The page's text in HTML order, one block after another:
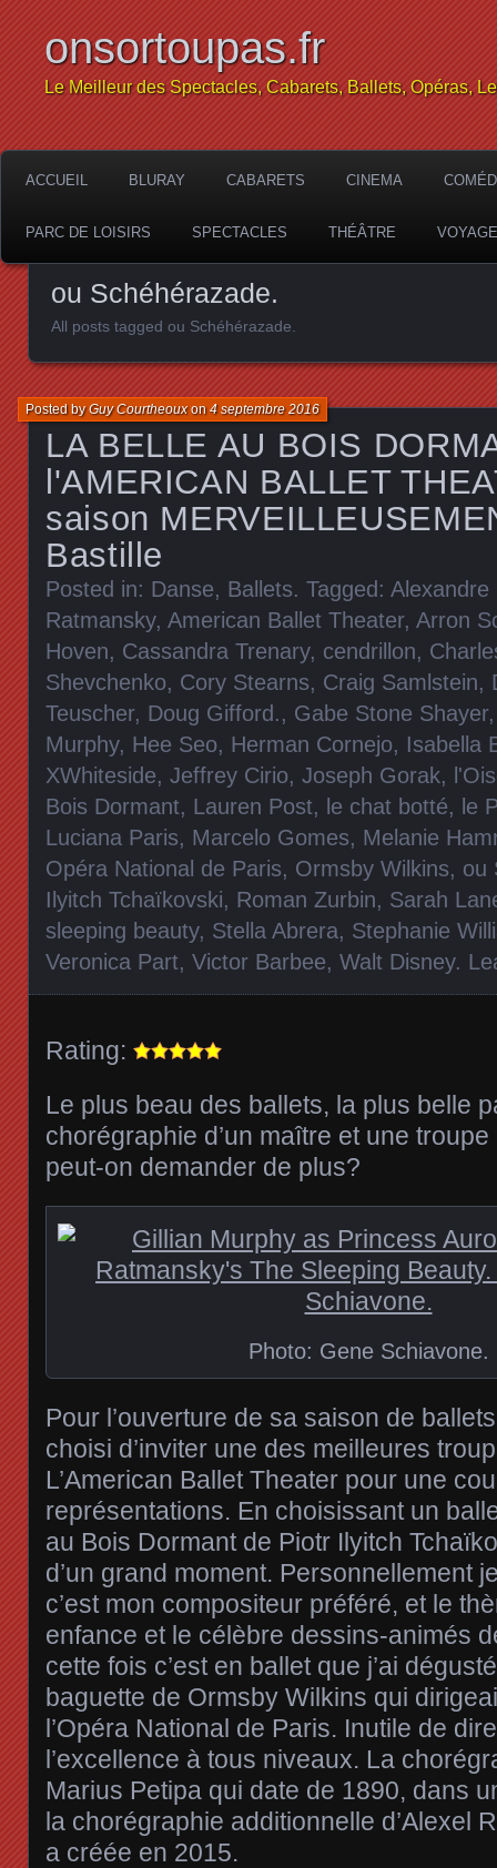
onsortoupas.fr
Le Meilleur des Spectacles, Cabarets, Ballets, Opéras,
ACCUEIL BLURAY CABARETS CINEMA
PARC DE LOISIRS SPECTACLES THÉÂTRE
ou Schéhérazade.
All posts tagged ou Schéhérazade.
LA BELLE AU BOIS
l'AMERICAN BALLET
saison
Bastille
Posted byGuy Courtheouxon4 septembre 2016
Posted in: Danse, Ballets. Tagged: Alexandre
Ratmansky, American Ballet Theater, Arron
Hoven, Cassandra Trenary, cendrillon,
Shevchenko, Cory Stearns, Craig Samlstein,
Teuscher, Doug Gifford., Gabe Stone Shayer
Murphy, Hee Seo, Herman Cornejo, Isabella
XWhiteside, Jeffrey Cirio, Joseph Gorak,
Bois Dormant, Lauren Post, le chat botté, le
Luciana Paris, Marcelo Gomes, Melanie
Opéra National de Paris, Ormsby Wilkins, ou
Ilyitch Tchaïkovski, Roman Zurbin, Sarah
sleeping beauty, Stella Abrera, Stephanie
Veronica Part, Victor Barbee, Walt Disney.
Rating:
Le plus beau des ballets, la plus belle
chorégraphie d’un maître et une
peut-on demander de plus?
Photo: Gene Schiavone.
Pour l’ouverture de sa saison de
choisi d’inviter une des meilleures
L’American Ballet Theater pour une
représentations. En choisissant un
au Bois Dormant de Piotr Ilyitch
d’un grand moment. Personnellement
c’est mon compositeur préféré, et le
enfance et le célèbre dessins-animés
cette fois c’est en ballet que j’ai
baguette de Ormsby Wilkins qui
l’Opéra National de Paris. Inutile de
l’excellence à tous niveaux. La
Marius Petipa qui date de 1890, dans
la chorégraphie additionnelle d’Alexel
a créée en 2015.